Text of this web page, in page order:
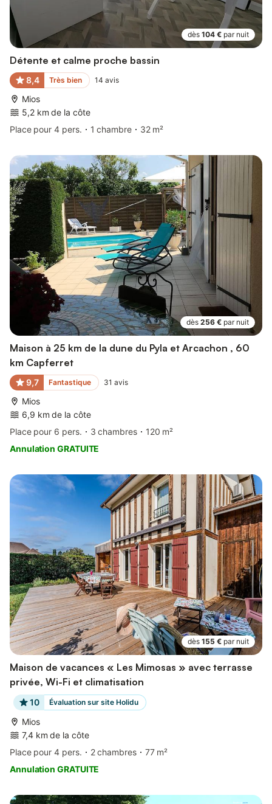
dès 104 € par nuit
Détente et calme proche bassin
8,4 Très bien 14 avis
Mios
5,2 km de la côte
Place pour 4 pers.
1 chambre 32 m²
dès 256 € par nuit
Maison à 25 km de la dune du Pyla et Arcachon , 60
km Capferret
9,7 Fantastique 31 avis
Mios
6,9 km de la côte
Place pour 6 pers.
3 chambres
120 m²
Annulation GRATUITE
dès 155 € par nuit
Maison de vacances « Les Mimosas » avec terrasse
privée, Wi-Fi et climatisation
10 Évaluation sur site Holidu
Mios
7,4 km de la côte
Place pour 4 pers.
2 chambres
77 m²
Annulation GRATUITE